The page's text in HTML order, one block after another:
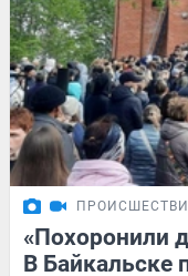
«Похоронили
В Байкальске